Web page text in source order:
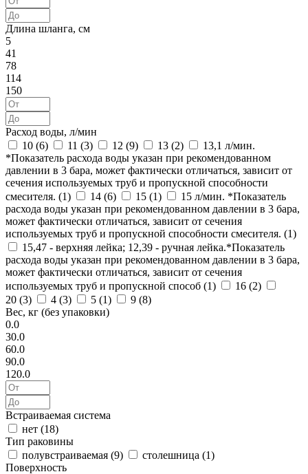
Длина шланга, см
5
41
78
114
150
Расход воды, л/мин
10 (6) 11 (3) 12 (9) 13 (2)
13,1 л/мин.
*Показатель расхода воды указан при рекомендованном
давлении в 3 бара, может фактически отличаться, зависит от
сечения используемых труб и пропускной способности
смесителя. (1) 14 (6) 15 (1)
15 л/мин. *Показатель
расхода воды указан при рекомендованном давлении в 3 бара,
может фактически отличаться, зависит от сечения
используемых труб и пропускной способности смесителя. (1)
15,47 - верхняя лейка; 12,39 - ручная лейка.*Показатель
расхода воды указан при рекомендованном давлении в 3 бара,
может фактически отличаться, зависит от сечения
используемых труб и пропускной способ (1) 16 (2)
20 (3) 4 (3) 5 (1) 9 (8)
Вес, кг (без упаковки)
0.0
30.0
60.0
90.0
120.0
Встраиваемая система
нет (18)
Тип раковины
полувстраиваемая (9) столешница (1)
Поверхность